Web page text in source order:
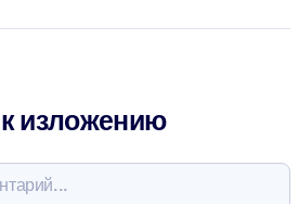
изложению